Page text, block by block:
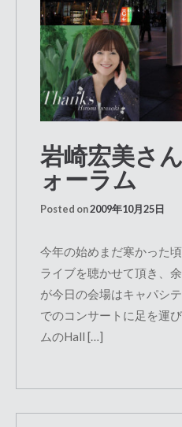
岩崎宏美さ
ォーラム
Posted on2009年10月25日
今年の始めまだ寒かった
ライブを聴かせて頂き、
が今日の会場はキャパシ
でのコンサートに足を運
ムのHall […]